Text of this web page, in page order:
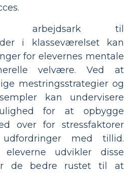
arbejdsark til
i klasseværelset kan
for elevernes mentale
velvære. Ved at
mestringsstrategier og
kan undervisere
for at opbygge
over for stressfaktorer
med tillid.
eleverne udvikler disse
de bedre rustet til at